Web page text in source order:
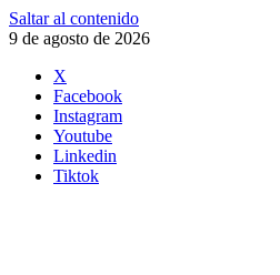
Saltar al contenido
9 de agosto de 2026
X
Facebook
Instagram
Youtube
Linkedin
Tiktok